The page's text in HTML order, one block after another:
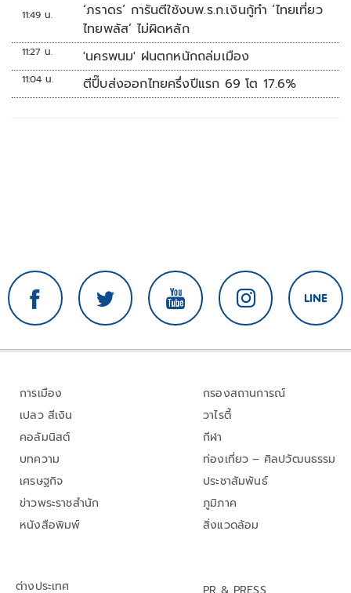
11:49 น.
‘ภราดร’ การันตีใช้งบพ.ร.ก.เงินกู้ทำ ‘ไทยเที่ยว
ไทยพลัส’ ไม่ผิดหลัก
11:27 น. 'นครพนม' ฝนตกหนักถล่มเมือง
11:04 น. ตีปี๊บส่งออกไทยครึ่งปีแรก 69 โต 17.6%
การเมือง
เปลว สีเงิน
คอลัมนิสต์
บทความ
เศรษฐกิจ
ข่าวพระราชสำนัก
หนังสือพิมพ์
กรองสถานการณ์
วาไรตี้
กีฬา
ท่องเที่ยว – ศิลปวัฒนธรรม
ประชาสัมพันธ์
ภูมิภาค
สิ่งแวดล้อม
ต่างประเทศ